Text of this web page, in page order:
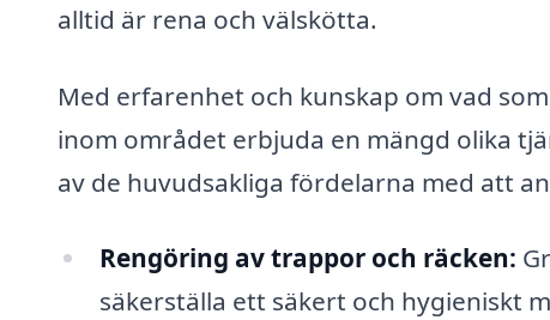
alltid är rena och välskötta.
Med erfarenhet och kunskap om vad
inom området erbjuda en mängd olika
av de huvudsakliga fördelarna med att
Rengöring av trappor och räcken:
säkerställa ett säkert och hygieniskt